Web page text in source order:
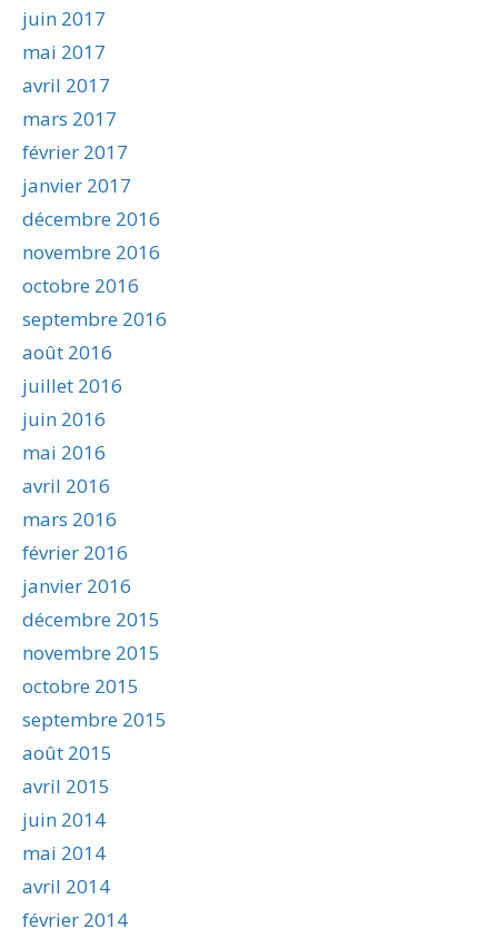
juin 2017
mai 2017
avril 2017
mars 2017
février 2017
janvier 2017
décembre 2016
novembre 2016
octobre 2016
septembre 2016
août 2016
juillet 2016
juin 2016
mai 2016
avril 2016
mars 2016
février 2016
janvier 2016
décembre 2015
novembre 2015
octobre 2015
septembre 2015
août 2015
avril 2015
juin 2014
mai 2014
avril 2014
février 2014